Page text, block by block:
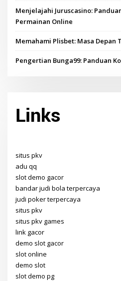
Menjelajahi Juruscasino:
Permainan Online
Memahami Plisbet: Masa Depan
Pengertian Bunga99: Panduan
Links
situs pkv
adu qq
slot demo gacor
bandar judi bola terpercaya
judi poker terpercaya
situs pkv
situs pkv games
link gacor
demo slot gacor
slot online
demo slot
slot demo pg